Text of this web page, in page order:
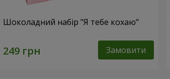
Шоколадний набір "Я тебе кохаю"
Замовити